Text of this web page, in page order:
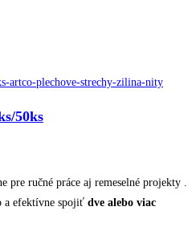
50ks
ručné práce aj remeselné projekty .
a efektívne spojiť dve alebo viac